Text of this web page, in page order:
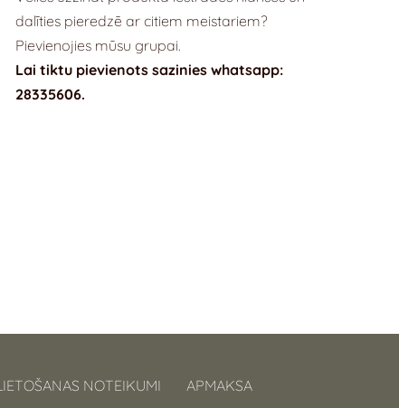
dalīties pieredzē ar citiem meistariem?
Pievienojies mūsu grupai.
Lai tiktu pievienots sazinies whatsapp:
28335606.
NOTEIKUMI APMAKSA